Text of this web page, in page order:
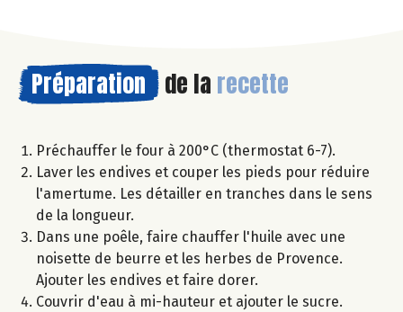
Préparation de la recette
Préchauffer le four à 200°C (thermostat 6-7).
Laver les endives et couper les pieds pour réduire
l'amertume. Les détailler en tranches dans le sens
de la longueur.
Dans une poêle, faire chauffer l'huile avec une
noisette de beurre et les herbes de Provence.
Ajouter les endives et faire dorer.
Couvrir d'eau à mi-hauteur et ajouter le sucre.